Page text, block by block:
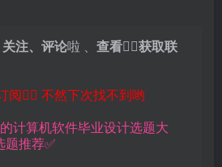
注、评论啦 、 查看👇🏻获取联
阅👇🏻 不然下次找不到哟
计算机软件毕业设计选题大
推荐✅